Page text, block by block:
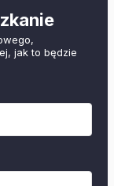
jak to będzie